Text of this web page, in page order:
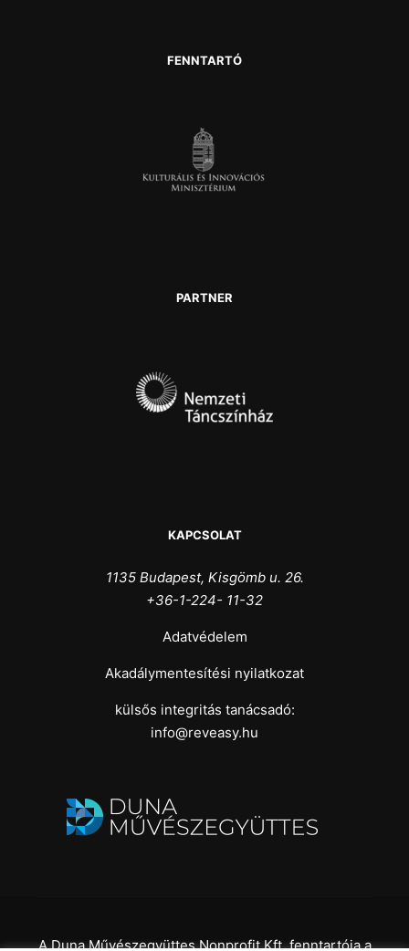
FENNTARTÓ
PARTNER
KAPCSOLAT
1135 Budapest, Kisgömb u. 26.
+36-1-224- 11-32
Adatvédelem
Akadálymentesítési nyilatkozat
külsős integritás tanácsadó:
info@reveasy.hu
A Duna Művészegyüttes Nonprofit Kft. fenntartója a